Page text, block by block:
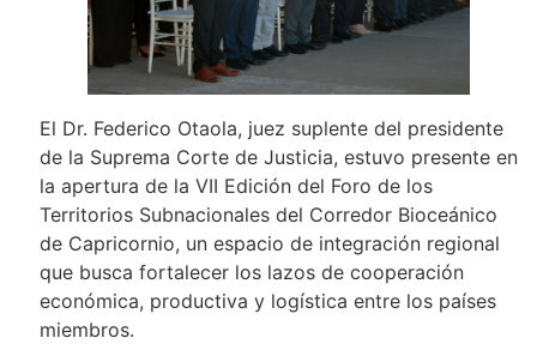
El Dr. Federico Otaola, juez suplente del presidente
de la Suprema Corte de Justicia, estuvo presente en
la apertura de la VII Edición del Foro de los
Territorios Subnacionales del Corredor Bioceánico
de Capricornio, un espacio de integración regional
que busca fortalecer los lazos de cooperación
económica, productiva y logística entre los países
miembros.